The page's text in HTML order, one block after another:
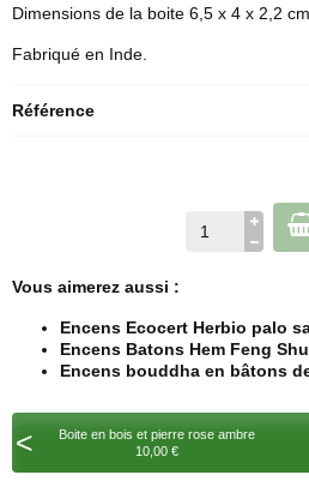
Dimensions de la boite 6,5 x 4 x 2,2 cm
Fabriqué en Inde.
Référence
Vous aimerez aussi :
Encens Ecocert Herbio palo
Encens Batons Hem Feng
Encens bouddha en bâtons
<
Boite en bois et pierre rose ambre
10,00 €